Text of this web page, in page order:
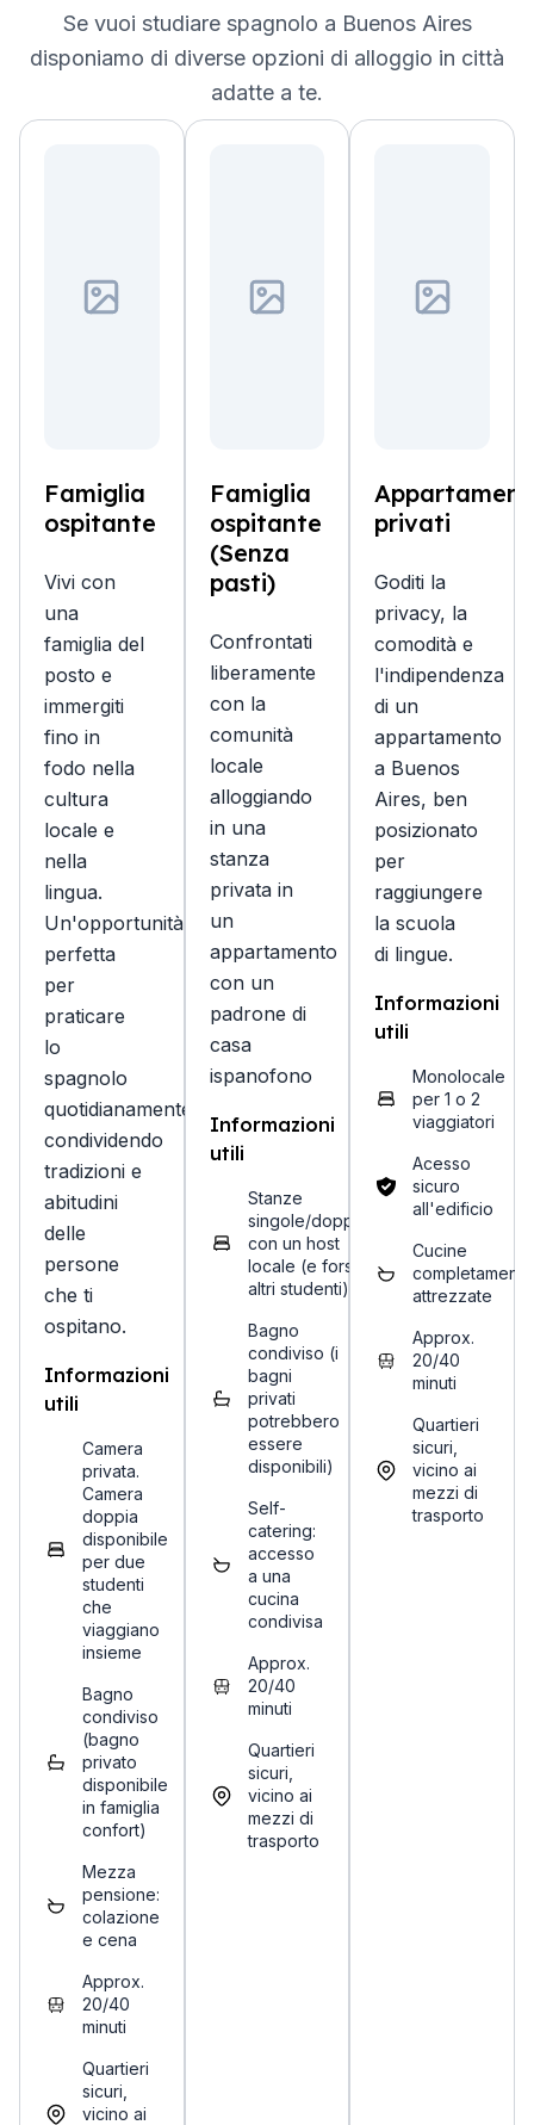
Se vuoi studiare spagnolo a Buenos Aires
disponiamo di diverse opzioni di alloggio in città
adatte a te.
Famiglia
ospitante
Vivi con
una
famiglia del
posto e
immergiti
fino in
fodo nella
cultura
locale e
nella
lingua.
Un'opportunità
perfetta
per
praticare
lo
spagnolo
quotidianamente
condividendo
tradizioni e
abitudini
delle
persone
che ti
ospitano.
Informazioni
utili
Camera
privata.
Camera
doppia
disponibile
per due
studenti
che
viaggiano
insieme
Bagno
condiviso
(bagno
privato
disponibile
in famiglia
confort)
Mezza
pensione:
colazione
e cena
Approx.
20/40
minuti
Quartieri
sicuri,
vicino ai
Famiglia
ospitante
(Senza
pasti)
Confrontati
liberamente
con la
comunità
locale
alloggiando
in una
stanza
privata in
un
appartamento
con un
padrone di
casa
ispanofono
Informazioni
utili
Stanze
singole/doppie
con un host
locale (e forse
altri studenti)
Bagno
condiviso (i
bagni
privati
potrebbero
essere
disponibili)
Self-
catering:
accesso
a una
cucina
condivisa
Approx.
20/40
minuti
Quartieri
sicuri,
vicino ai
mezzi di
trasporto
privati
Goditi la
privacy, la
comodità e
l'indipendenza
di un
appartamento
a Buenos
Aires, ben
posizionato
per
raggiungere
la scuola
di lingue.
Informazioni
utili
Monolocale
per 1 o 2
viaggiatori
Acesso
sicuro
all'edificio
Cucine
completamente
attrezzate
Approx.
20/40
minuti
Quartieri
sicuri,
vicino ai
mezzi di
trasporto